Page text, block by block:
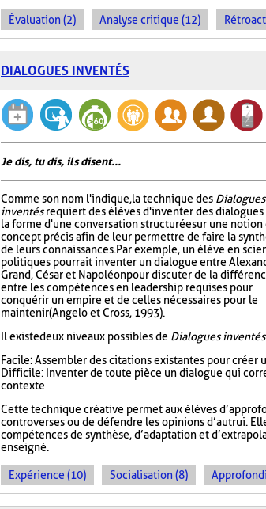
Évaluation (2) Analyse critique (12)
DIALOGUES INVENTÉS
Je dis, tu dis, ils disent...
Comme son nom l'indique, la technique des Dialogues
inventésrequiert des élèves d'inventer des dialogues
la forme d'une conversation structurée sur une notion
concept précis afin de leur permettre de faire la
de leurs connaissances. Par exemple, un élève en
politiques pourrait inventer un dialogue entre
Grand, César et Napoléon pour discuter de la
entre les compétences en leadership requises pour
conquérir un empire et de celles nécessaires pour le
maintenir (Angelo et Cross, 1993).
Il existe deux niveaux possibles de Dialogues inventés
Facile : Assembler des citations existantes pour créer
Difficile : Inventer de toute pièce un dialogue qui
contexte
Cette technique créative permet aux élèves
controverses ou de défendre les opinions d’autrui.
compétences de synthèse, d’adaptation et
enseigné.
Expérience (10) Socialisation (8)